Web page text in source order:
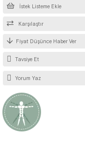
İstek Listeme Ekle
Karşılaştır
Fiyat Düşünce Haber Ver
Tavsiye Et
Yorum Yaz